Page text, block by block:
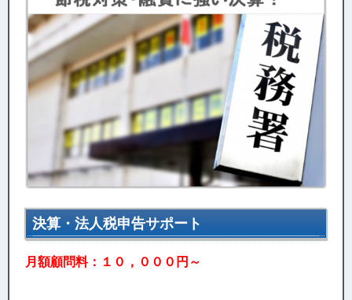
決算・法人税申告サポート
月額顧問料：１０，０００円～